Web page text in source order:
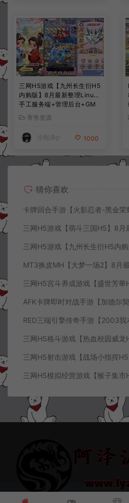
三网H5游戏【九州长生衍H5
内购版】8月最新整理Linux
手工服务端+管理后台+GM
授权后台+简易安卓客户端
+详细搭建教程+视频教程
寄售资源
冷雨泽ღ 1000
猜你喜欢
© 2021~2026 阿泽源码网